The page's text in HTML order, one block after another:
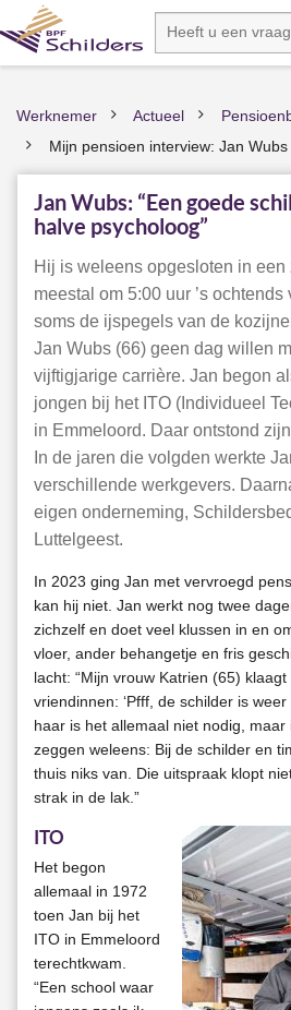
Werknemer
Actueel
Mijn pensioen interview: Jan Wubs
Jan Wubs: “Een goede
halve psycholoog”
Hij is weleens opgesloten in een
meestal om 5:00 uur ’s
soms de ijspegels van de
Jan Wubs (66) geen dag willen
vijftigjarige carrière. Jan begon
jongen bij het ITO (Individueel
in Emmeloord. Daar ontstond
In de jaren die volgden werkte
verschillende werkgevers.
eigen onderneming,
Luttelgeest.
In 2023 ging Jan met vervroegd
kan hij niet. Jan werkt nog twee
zichzelf en doet veel klussen in en
vloer, ander behangetje en fris
lacht: “Mijn vrouw Katrien (65)
vriendinnen: ‘Pfff, de schilder is weer
haar is het allemaal niet nodig,
zeggen weleens: Bij de schilder en
thuis niks van. Die uitspraak klopt
strak in de lak.”
ITO
Het begon
allemaal in 1972
toen Jan bij het
ITO in Emmeloord
terechtkwam.
“Een school waar